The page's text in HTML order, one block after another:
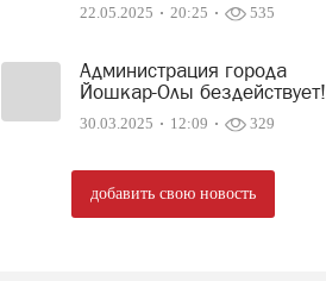
22.05.2025 20:25 535
Администрация города
Йошкар-Олы бездействует!
30.03.2025 12:09 329
добавить свою новость